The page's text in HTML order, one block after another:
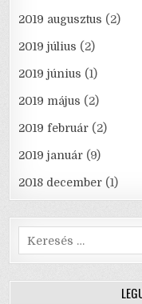
2019 augusztus (2)
2019 július (2)
2019 június (1)
2019 május (2)
2019 február (2)
2019 január (9)
2018 december (1)
Search
for: